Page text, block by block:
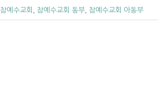
참예수교회 참예수교회 동부 참예수교회 아동부